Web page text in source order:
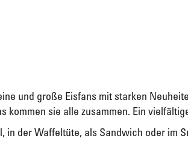
und große Eisfans mit starken
kommen sie alle zusammen. Ein
in der Waffeltüte, als Sandwich oder im